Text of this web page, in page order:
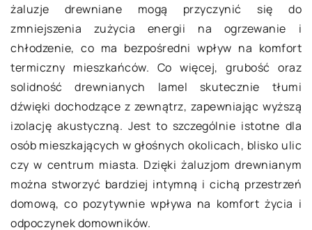
żaluzje drewniane mogą przyczynić się do
zmniejszenia zużycia energii na ogrzewanie i
chłodzenie, co ma bezpośredni wpływ na komfort
termiczny mieszkańców. Co więcej, grubość oraz
solidność drewnianych lamel skutecznie tłumi
dźwięki dochodzące z zewnątrz, zapewniając wyższą
izolację akustyczną. Jest to szczególnie istotne dla
osób mieszkających w głośnych okolicach, blisko ulic
czy w centrum miasta. Dzięki żaluzjom drewnianym
można stworzyć bardziej intymną i cichą przestrzeń
domową, co pozytywnie wpływa na komfort życia i
odpoczynek domowników.